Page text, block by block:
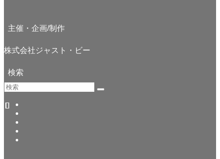
主催・企画/制作
株式会社ジャスト・ビー
検索